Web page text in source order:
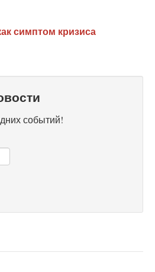
симптом кризиса
событий!